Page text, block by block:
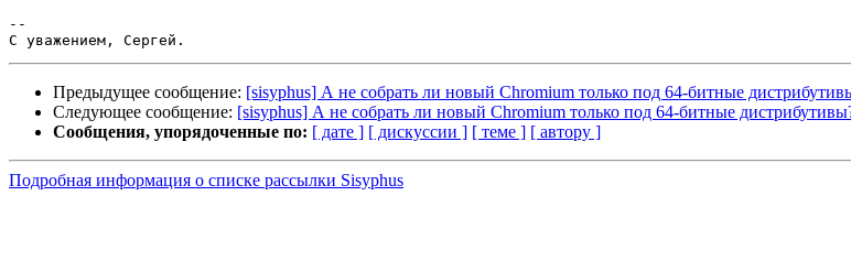
--
Предыдущее сообщение: [sisyphus] А не собрать ли новый Chromium только под 64-битные
Следующее сообщение: [sisyphus] А не собрать ли новый Chromium только под 64-битные
Сообщения, упорядоченные по: [ дате ] [ дискуссии ] [ теме ] [ автору ]
Подробная информация о списке рассылки Sisyphus